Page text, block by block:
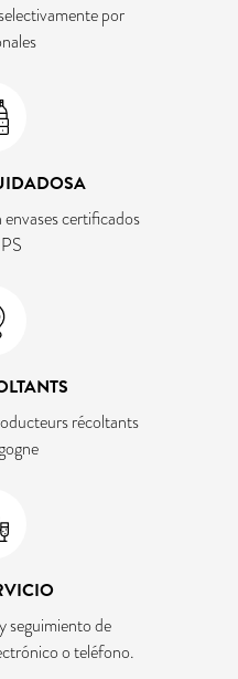
por
envases certificados
récoltants
seguimiento de
o teléfono.